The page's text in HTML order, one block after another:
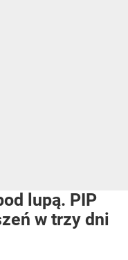
lupą. PIP
w trzy dni